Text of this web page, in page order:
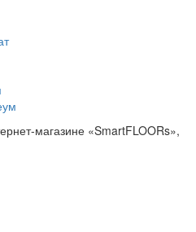
магазине «SmartFLOORs»,